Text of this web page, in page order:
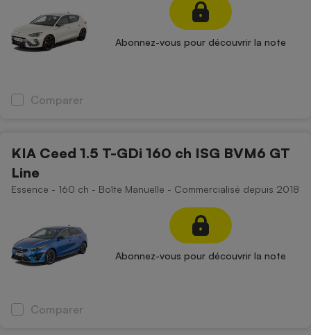
Abonnez-vous pour découvrir la note
Comparer
KIA Ceed 1.5 T-GDi 160 ch ISG BVM6 GT
Line
Essence - 160 ch - Boîte Manuelle - Commercialisé depuis 2018
Abonnez-vous pour découvrir la note
Comparer